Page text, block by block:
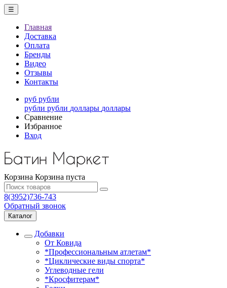
☰
Главная
Доставка
Оплата
Бренды
Видео
Отзывы
Контакты
руб рубли
рубли рубли доллары доллары
Сравнение
Избранное
Вход
Корзина Корзина пуста
8(3952)736-743
Обратный звонок
Каталог
Добавки
От Ковида
*Профессиональным атлетам*
*Циклические виды спорта*
Углеводные гели
*Кросфитерам*